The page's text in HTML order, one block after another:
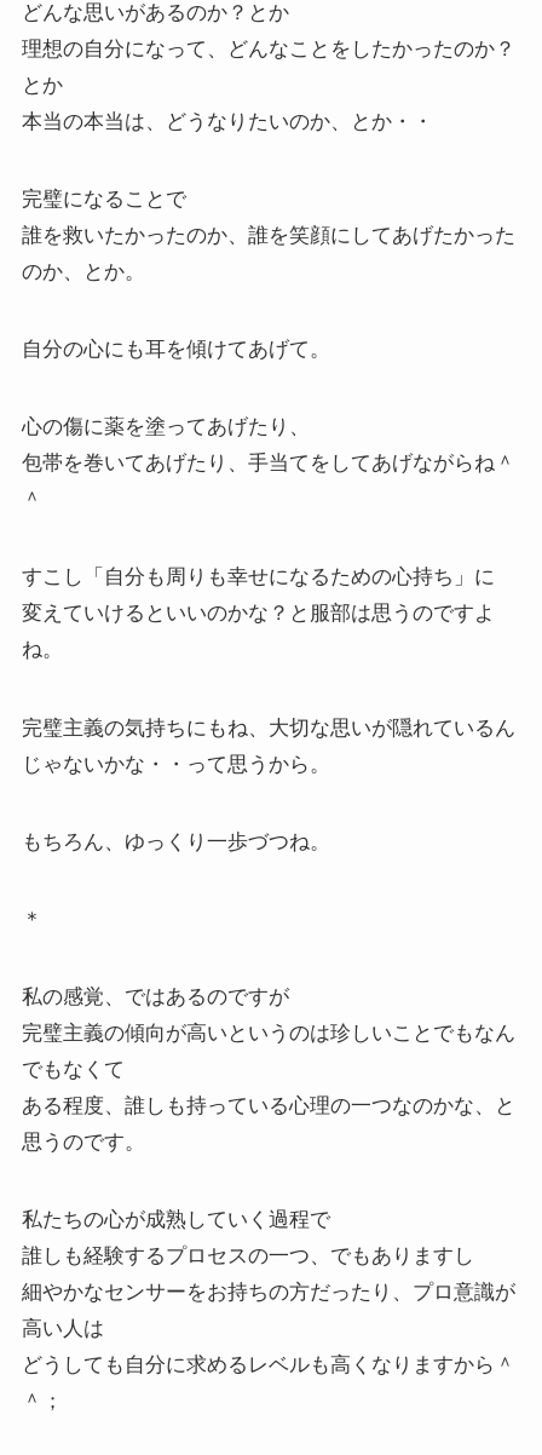
どんな思いがあるのか？とか
理想の自分になって、どんなことをしたかったのか？
とか
本当の本当は、どうなりたいのか、とか・・
完璧になることで
誰を救いたかったのか、誰を笑顔にしてあげたかった
のか、とか。
自分の心にも耳を傾けてあげて。
心の傷に薬を塗ってあげたり、
包帯を巻いてあげたり、手当てをしてあげながらね＾
＾
すこし「自分も周りも幸せになるための心持ち」に
変えていけるといいのかな？と服部は思うのですよ
ね。
完璧主義の気持ちにもね、大切な思いが隠れているん
じゃないかな・・って思うから。
もちろん、ゆっくり一歩づつね。
＊
私の感覚、ではあるのですが
完璧主義の傾向が高いというのは珍しいことでもなん
でもなくて
ある程度、誰しも持っている心理の一つなのかな、と
思うのです。
私たちの心が成熟していく過程で
誰しも経験するプロセスの一つ、でもありますし
細やかなセンサーをお持ちの方だったり、プロ意識が
高い人は
どうしても自分に求めるレベルも高くなりますから＾
＾；